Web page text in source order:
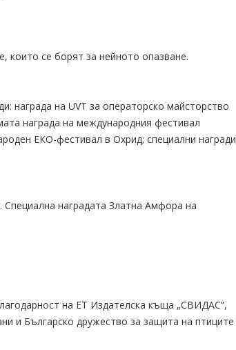
които се борят за нейното опазване.
награда на UVT за операторско майсторство
награда на международния фестивал
ЕКО-фестивал в Охрид; специални награди
наградата Златна Амфора на
на ЕТ Издателска къща „СВИДАС”,
и Българско дружество за защита на птиците